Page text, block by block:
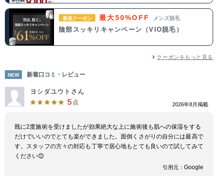
新規クーポン 最大50%OFF メンズ脱毛
陰部スッキリキャンペーン（VIO脱毛）
クーポンをもっと見る
NEW 新着口コミ・レビュー
ヨシダユウトさん
5 点 2026年8月掲載
既に2度施術を受けましたが効果絶大な上に施術後も肌への保湿をする
だけでいいのでとても楽ができました。面倒くさがりの自分には最高で
す。スタッフの方々の対応も丁寧で居心地もとても良いので試してみて
ください😊
引用元： Google